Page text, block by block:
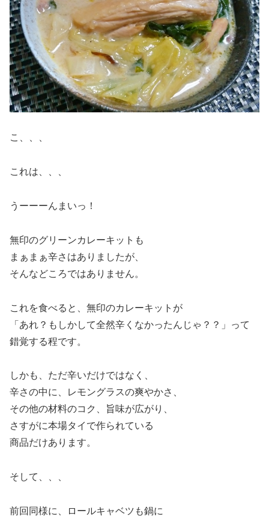
こ、、、
これは、、、
うーーーんまいっ！
無印のグリーンカレーキットも
まぁまぁ辛さはありましたが、
そんなどころではありません。
これを食べると、無印のカレーキットが
「あれ？もしかして全然辛くなかったんじゃ？？」って
錯覚する程です。
しかも、ただ辛いだけではなく、
辛さの中に、レモングラスの爽やかさ、
その他の材料のコク、旨味が広がり、
さすがに本場タイで作られている
商品だけあります。
そして、、、
前回同様に、ロールキャベツも鍋に